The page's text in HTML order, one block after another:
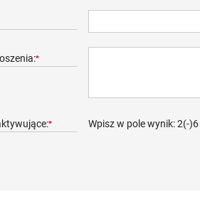
*
* Wpisz w pole wynik: 2(-)6